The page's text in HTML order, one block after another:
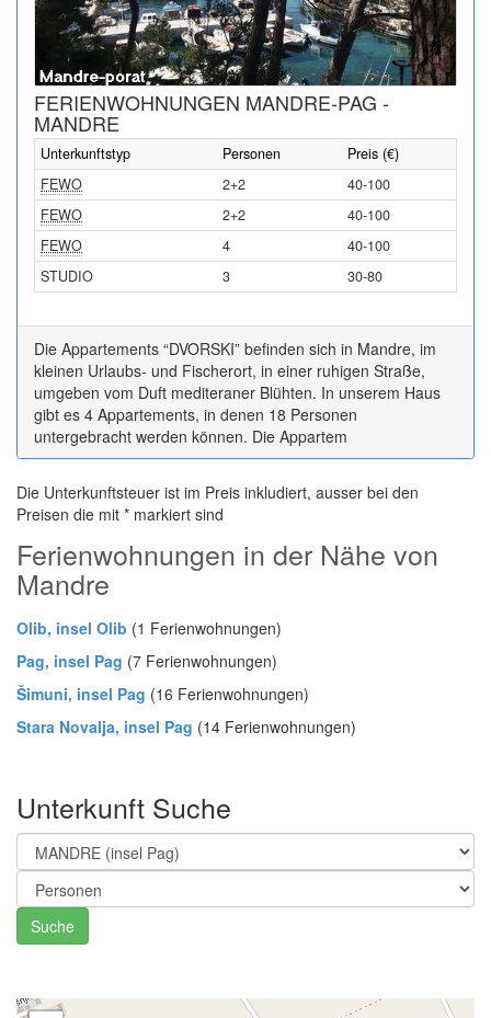
FERIENWOHNUNGEN MANDRE-PAG -
MANDRE
Unterkunftstyp Personen
Preis (€)
FEWO
2+2
40-100
FEWO
2+2
40-100
FEWO
4
40-100
STUDIO
3 30-80
Die Appartements “DVORSKI” befinden sich in Mandre, im
kleinen Urlaubs- und Fischerort, in einer ruhigen Straße,
umgeben vom Duft mediteraner Blühten. In unserem Haus
gibt es 4 Appartements, in denen 18 Personen
untergebracht werden können. Die Appartem
Die Unterkunftsteuer ist im Preis inkludiert, ausser bei den
Preisen die mit * markiert sind
Ferienwohnungen in der Nähe von
Mandre
Olib, insel Olib (1 Ferienwohnungen)
Pag, insel Pag (7 Ferienwohnungen)
Šimuni, insel Pag (16 Ferienwohnungen)
Stara Novalja, insel Pag (14 Ferienwohnungen)
Unterkunft Suche
Suche